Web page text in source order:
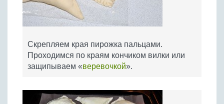
Скрепляем края пирожка пальцами.
Проходимся по краям кончиком вилки или
защипываем «веревочкой».